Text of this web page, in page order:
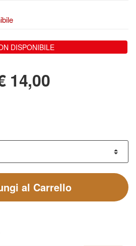
DISPONIBILE
14,00
al Carrello